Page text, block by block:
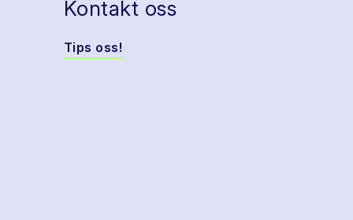
Kontakt oss
Tips oss!